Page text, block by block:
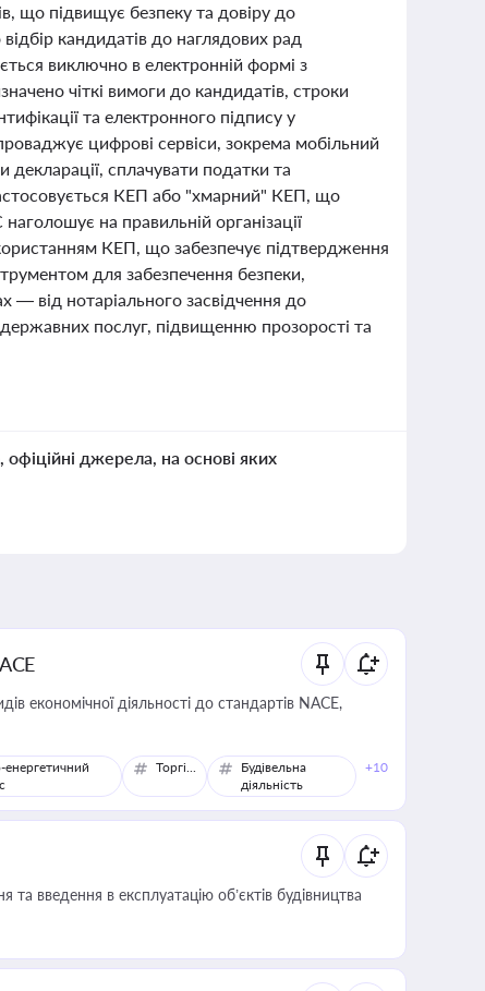
що підвищує безпеку та довіру до
кандидатів до наглядових рад
виключно в електронній формі з
чіткі вимоги до кандидатів, строки
та електронного підпису у
цифрові сервіси, зокрема мобільний
сплачувати податки та
КЕП або "хмарний" КЕП, що
на правильній організації
КЕП, що забезпечує підтвердження
для забезпечення безпеки,
— від нотаріального засвідчення до
послуг, підвищенню прозорості та
джерела, на основі яких
економічної діяльності до стандартів NACE,
Торгівля
Будівельна
діяльність
+10
введення в експлуатацію об’єктів будівництва